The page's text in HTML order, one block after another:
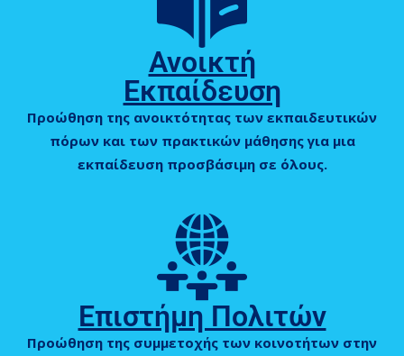
Ανοικτή
Εκπαίδευση
Προώθηση της ανοικτότητας των εκπαιδευτικών
πόρων και των πρακτικών μάθησης για μια
εκπαίδευση προσβάσιμη σε όλους.
Επιστήμη Πολιτών
Προώθηση της συμμετοχής των κοινοτήτων στην